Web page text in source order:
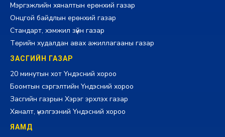
Мэргэжлийн хяналтын ерөнхий газар
Онцгой байдлын ерөнхий газар
Стандарт, хэмжил зүйн газар
Төрийн худалдан авах ажиллагааны газар
ЗАСГИЙН ГАЗАР
20 минутын хот Үндэсний хороо
Боомтын сэргэлтийн Үндэсний хороо
Засгийн газрын Хэрэг эрхлэх газар
Хяналт, үнэлгээний Үндэсний хороо
ЯАМД